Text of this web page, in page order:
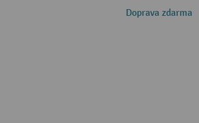
Doprava zdarma